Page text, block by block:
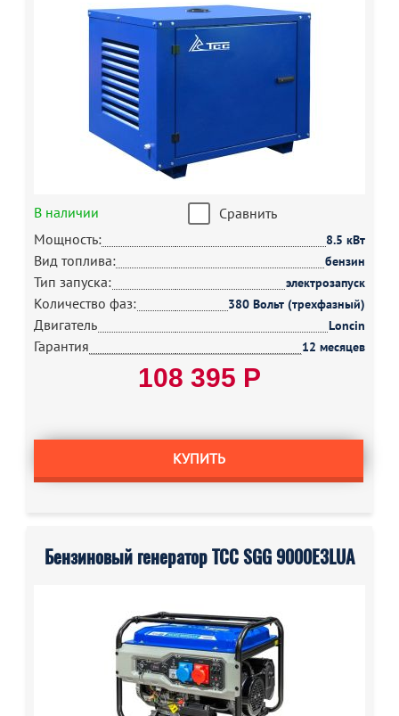
В наличии
Сравнить
Мощность:
8.5 кВт
Вид топлива: бензин
Тип запуска: электрозапуск
Количество фаз: 380 Вольт (трехфазный)
Двигатель Loncin
Гарантия 12 месяцев
108 395 Р
КУПИТЬ
Бензиновый генератор ТСС SGG 9000E3LUA